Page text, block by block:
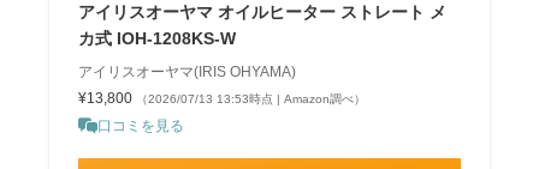
アイリスオーヤマ オイルヒーター ストレート メ
カ式 IOH-1208KS-W
アイリスオーヤマ(IRIS OHYAMA)
¥13,800
（2026/07/13 13:53時点 | Amazon調べ）
口コミを見る